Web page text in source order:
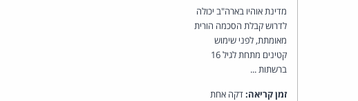
מדינת אוהיו בארה"ב יכולה
לדרוש קבלת הסכמה הורית
מאומתת, לפני שימוש
קטינים מתחת לגיל 16
ברשתות ...
זמן קריאה:דקה אחת